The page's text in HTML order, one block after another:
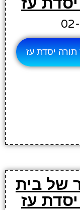
יסדת עז
של בית
עז